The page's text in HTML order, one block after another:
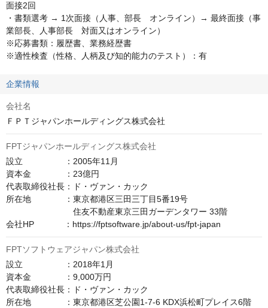
面接2回
・書類選考 → 1次面接（人事、部長　オンライン）→ 最終面接（事
業部長、人事部長　対面又はオンライン）
※応募書類：履歴書、業務経歴書
※適性検査（性格、人柄及び知的能力のテスト）：有
企業情報
会社名
ＦＰＴジャパンホールディングス株式会社
FPTジャパンホールディングス株式会社
設立　　　　　：2005年11月
資本金　　　　：23億円
代表取締役社長：ド・ヴァン・カック
所在地　　　　：東京都港区三田三丁目5番19号
住友不動産東京三田ガーデンタワー 33階
会社HP　　　  ：https://fptsoftware.jp/about-us/fpt-japan
FPTソフトウェアジャパン株式会社
設立　　　　　：2018年1月
資本金　　　　：9,000万円
代表取締役社長：ド・ヴァン・カック
所在地　　　　：東京都港区芝公園1-7-6 KDX浜松町プレイス6階